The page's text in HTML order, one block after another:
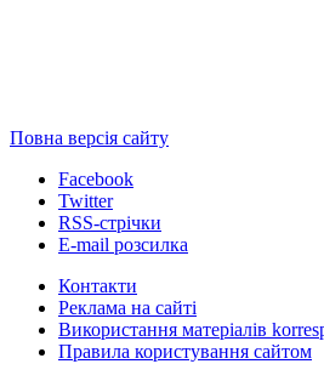
Повна версія сайту
Facebook
Twitter
RSS-стрічки
E-mail розсилка
Контакти
Реклама на сайті
Використання матеріалів
Правила користування сайтом